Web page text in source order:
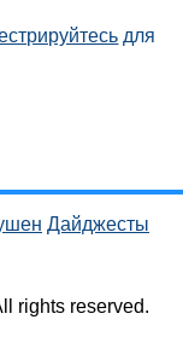
для
Дайджесты
rights reserved.